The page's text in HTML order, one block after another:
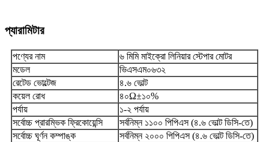
প্যারামিটার
পণ্যের নাম
৬ মিমি মাইক্রো লিনিয়ার স্টেপার মোটর
মডেল
ভিএসএম০৬৩২
রেটেড ভোল্টেজ
৪.৬ ভোল্ট
কয়েল রোধ
৪০Ω±১০%
পর্যায়
১-২ পর্যায়
সর্বোচ্চ প্রারম্ভিক ফ্রিকোয়েন্সি
সর্বনিম্ন ১১০০ পিপিএস (৪.৬ ভোল্ট ডিসি-তে)
সর্বোচ্চ ঘূর্ণন কম্পাঙ্ক
সর্বনিম্ন ২০০০ পিপিএস (৪.৬ ভোল্ট ডিসি-তে)